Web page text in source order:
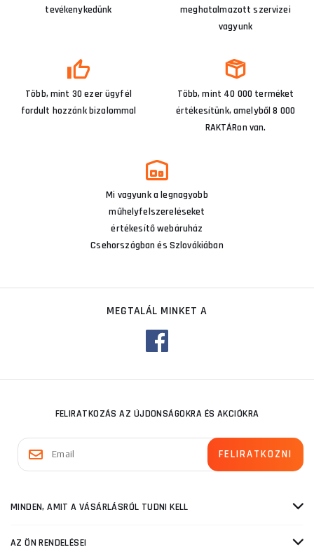
tevékenykedünk
meghatalmazott szervizei
vagyunk
Több, mint 30 ezer ügyfél
fordult hozzánk bizalommal
Több, mint 40 000 terméket
értékesítünk, amelyből 8 000
RAKTÁRon van.
Mi vagyunk a legnagyobb
műhelyfelszereléseket
értékesítő webáruház
Csehországban és Szlovákiában
MEGTALÁL MINKET A
FELIRATKOZÁS AZ ÚJDONSÁGOKRA ÉS AKCIÓKRA
MINDEN, AMIT A VÁSÁRLÁSRÓL TUDNI KELL
AZ ÖN RENDELÉSEI